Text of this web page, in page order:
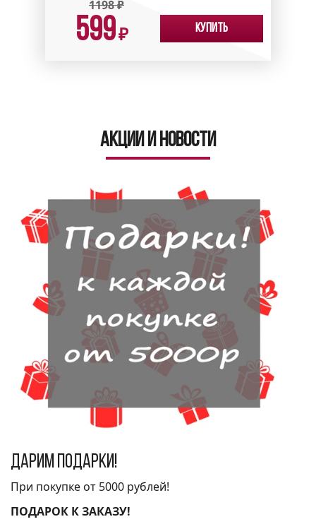
1198₽
599₽ Купить
Акции и новости
Дарим подарки!
При покупке от 5000 рублей!
ПОДАРОК К ЗАКАЗУ!